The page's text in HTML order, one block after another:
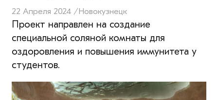
22 Апреля 2024 /Новокузнецк
Проект направлен на создание
специальной соляной комнаты для
оздоровления и повышения иммунитета у
студентов.